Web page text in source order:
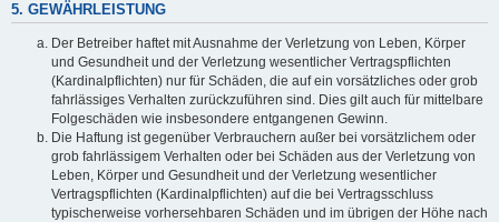
5. GEWÄHRLEISTUNG
Der Betreiber haftet mit Ausnahme der Verletzung von Leben, Körper
und Gesundheit und der Verletzung wesentlicher Vertragspflichten
(Kardinalpflichten) nur für Schäden, die auf ein vorsätzliches oder grob
fahrlässiges Verhalten zurückzuführen sind. Dies gilt auch für mittelbare
Folgeschäden wie insbesondere entgangenen Gewinn.
Die Haftung ist gegenüber Verbrauchern außer bei vorsätzlichem oder
grob fahrlässigem Verhalten oder bei Schäden aus der Verletzung von
Leben, Körper und Gesundheit und der Verletzung wesentlicher
Vertragspflichten (Kardinalpflichten) auf die bei Vertragsschluss
typischerweise vorhersehbaren Schäden und im übrigen der Höhe nach